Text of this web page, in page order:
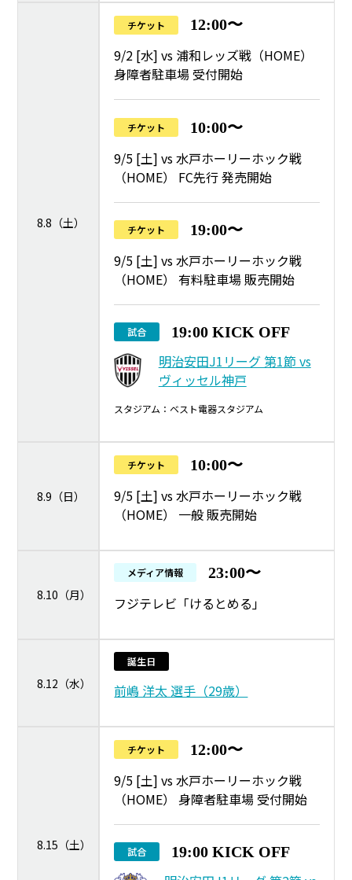
8.8（土）
チケット 12:00〜
9/2 [水] vs 浦和レッズ戦（HOME）
身障者駐車場 受付開始
チケット 10:00〜
9/5 [土] vs 水戸ホーリーホック戦
（HOME） FC先行 発売開始
チケット 19:00〜
9/5 [土] vs 水戸ホーリーホック戦
（HOME） 有料駐車場 販売開始
試合 19:00 KICK OFF
明治安田J1リーグ 第1節 vs
ヴィッセル神戸
スタジアム：ベスト電器スタジアム
8.9（日）
チケット 10:00〜
9/5 [土] vs 水戸ホーリーホック戦
（HOME） 一般 販売開始
8.10（月）
メディア情報 23:00〜
フジテレビ「けるとめる」
8.12（水）
誕生日
前嶋 洋太 選手（29歳）
8.15（土）
チケット 12:00〜
9/5 [土] vs 水戸ホーリーホック戦
（HOME） 身障者駐車場 受付開始
試合 19:00 KICK OFF